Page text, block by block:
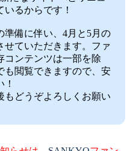
るからです！
準備に伴い、4月と5月の
せていただきます。ファ
コンテンツは一部を除
も閲覧できますので、安
もどうぞよろしくお願い